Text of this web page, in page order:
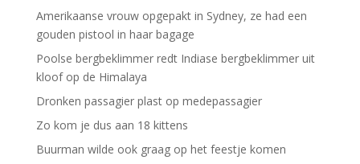
Amerikaanse vrouw opgepakt in Sydney, ze had een
gouden pistool in haar bagage
Poolse bergbeklimmer redt Indiase bergbeklimmer uit
kloof op de Himalaya
Dronken passagier plast op medepassagier
Zo kom je dus aan 18 kittens
Buurman wilde ook graag op het feestje komen